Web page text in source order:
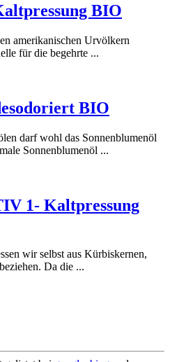
BIO
amerikanischen Urvölkern
für die begehrte ...
BIO
darf wohl das Sonnenblumenöl
Sonnenblumenöl ...
1- Kaltpressung
wir selbst aus Kürbiskernen,
Da die ...